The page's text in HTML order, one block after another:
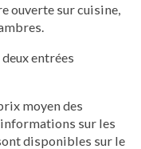
ouverte sur cuisine,
entrées
moyen des
sur les
disponibles sur le